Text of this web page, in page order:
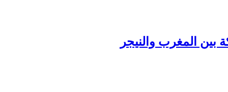
بين المغرب والنيجر